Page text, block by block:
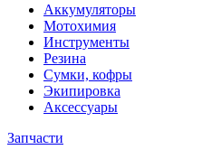
Аккумуляторы
Мотохимия
Инструменты
Резина
Сумки, кофры
Экипировка
Аксессуары
Запчасти